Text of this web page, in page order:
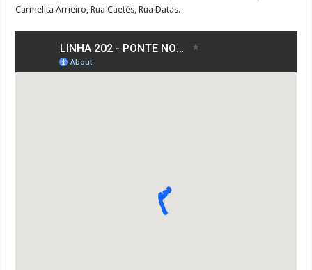
Carmelita Arrieiro, Rua Caetés, Rua Datas.